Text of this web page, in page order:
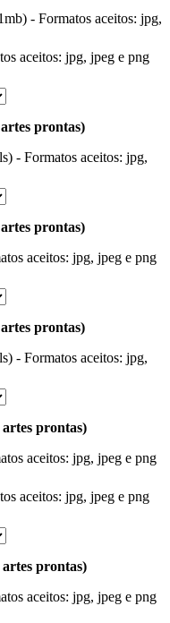
- Formatos aceitos: jpg,
aceitos: jpg, jpeg e png
prontas)
- Formatos aceitos: jpg,
prontas)
aceitos: jpg, jpeg e png
prontas)
- Formatos aceitos: jpg,
prontas)
aceitos: jpg, jpeg e png
aceitos: jpg, jpeg e png
prontas)
aceitos: jpg, jpeg e png